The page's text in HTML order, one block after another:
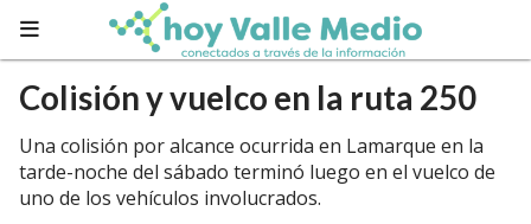
Colisión y vuelco en la ruta 250
Una colisión por alcance ocurrida en Lamarque en la
tarde-noche del sábado terminó luego en el vuelco de
uno de los vehículos involucrados.